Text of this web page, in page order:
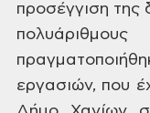
προσέγγιση της
εργασιών, που